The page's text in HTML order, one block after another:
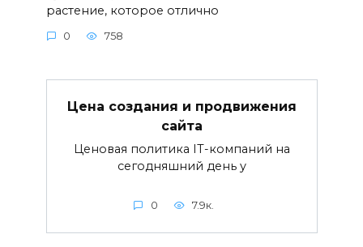
растение, которое отлично
0 758
Цена создания и продвижения
сайта
Ценовая политика IT-компаний на
сегодняшний день у
0 7.9к.